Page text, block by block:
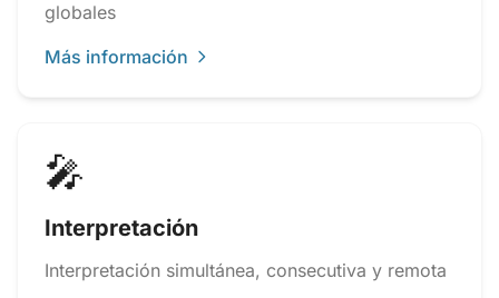
globales
Más información
🎤
Interpretación
Interpretación simultánea, consecutiva y remota